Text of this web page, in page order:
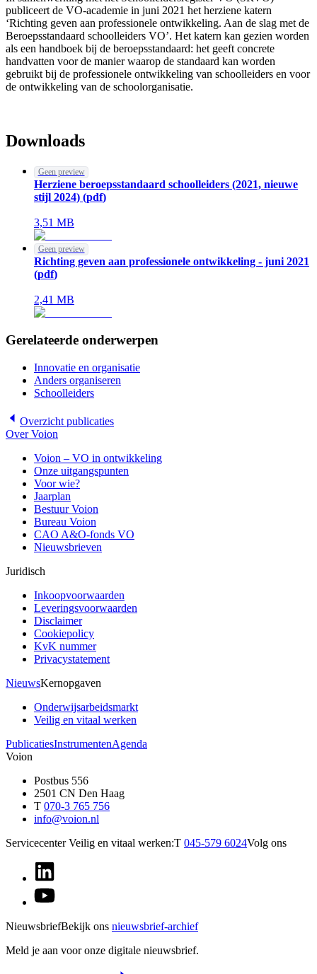
publiceert de VO-academie in juni 2021 het herziene katern
‘Richting geven aan professionele ontwikkeling. Aan de slag met de
Beroepsstandaard schoolleiders VO’. Het katern kan gezien worden
als een handboek bij de beroepsstandaard: het geeft concrete
handvatten voor de manier waarop de standaard kan worden
gebruikt bij de professionele ontwikkeling van schoolleiders en voor
de ontwikkeling van de schoolorganisatie.
Downloads
Geen preview
Herziene beroepsstandaard schoolleiders (2021, nieuwe
stijl 2024) (pdf)
3,51 MB
Geen preview
Richting geven aan professionele ontwikkeling - juni 2021
(pdf)
2,41 MB
Gerelateerde onderwerpen
Innovatie en organisatie
Anders organiseren
Schoolleiders
Overzicht publicaties
Over Voion
Voion – VO in ontwikkeling
Onze uitgangspunten
Voor wie?
Jaarplan
Bestuur Voion
Bureau Voion
CAO A&O-fonds VO
Nieuwsbrieven
Juridisch
Inkoopvoorwaarden
Leveringsvoorwaarden
Disclaimer
Cookiepolicy
KvK nummer
Privacystatement
NieuwsKernopgaven
Onderwijsarbeidsmarkt
Veilig en vitaal werken
PublicatiesInstrumentenAgenda
Voion
Postbus 556
2501 CN Den Haag
T 070-3 765 756
info@voion.nl
Servicecenter Veilig en vitaal werken:T 045-579 6024Volg ons
NieuwsbriefBekijk ons nieuwsbrief-archief
Meld je aan voor onze digitale nieuwsbrief.